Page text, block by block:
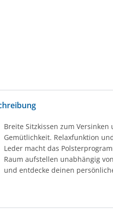
Breite Sitzkissen zum
Gemütlichkeit. Relaxfunktion
Leder macht das
Raum aufstellen unabhängig
und entdecke deinen